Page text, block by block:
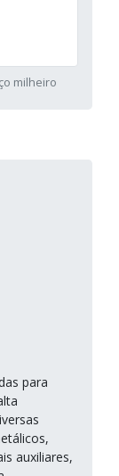
milheiro
para
auxiliares,